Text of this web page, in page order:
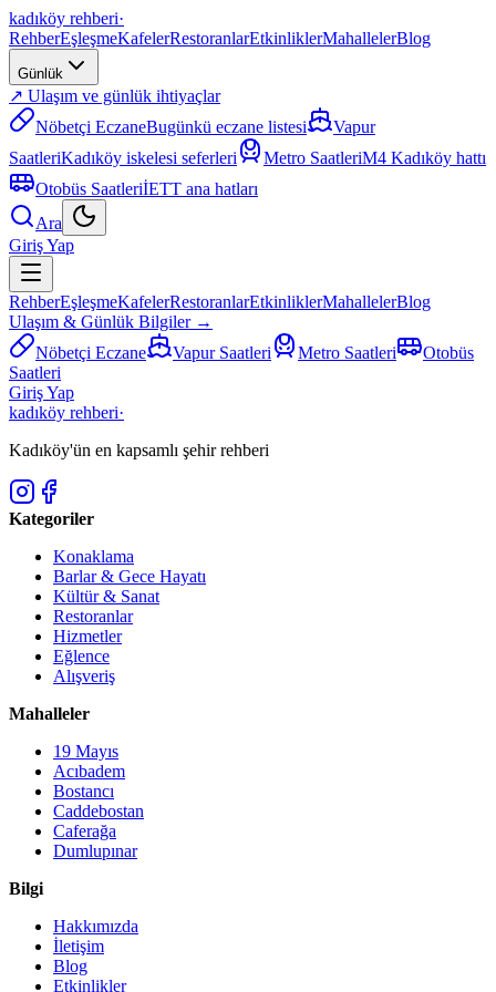
kadıköy rehberi·
RehberEşleşmeKafelerRestoranlarEtkinliklerMahallelerBlog
Günlük
↗ Ulaşım ve günlük ihtiyaçlar
Nöbetçi EczaneBugünkü eczane listesi
Vapur
SaatleriKadıköy iskelesi seferleri Metro SaatleriM4 Kadıköy hattı
Otobüs SaatleriİETT ana hatları
Ara
Giriş Yap
RehberEşleşmeKafelerRestoranlarEtkinliklerMahallelerBlog
Ulaşım & Günlük Bilgiler →
Nöbetçi Eczane
Vapur Saatleri Metro Saatleri
Otobüs
Saatleri
Giriş Yap
kadıköy rehberi·
Kadıköy'ün en kapsamlı şehir rehberi
Kategoriler
Konaklama
Barlar & Gece Hayatı
Kültür & Sanat
Restoranlar
Hizmetler
Eğlence
Alışveriş
Mahalleler
19 Mayıs
Acıbadem
Bostancı
Caddebostan
Caferağa
Dumlupınar
Bilgi
Hakkımızda
İletişim
Blog
Etkinlikler